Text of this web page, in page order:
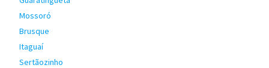
Mossoró
Brusque
Itaguaí
Sertãozinho